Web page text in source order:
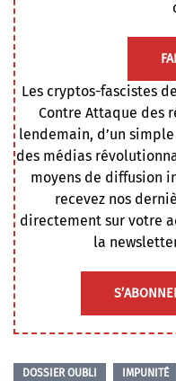
Les cryptos-fascistes
Contre Attaque des
lendemain, d’un
des médias
moyens de diffusion
recevez nos
directement sur votre
la
DOSSIER OUBLI IMPUNITÉ